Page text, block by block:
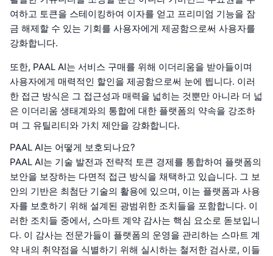
여하고 토큰을 스테이킹하여 이자를 얻고 프리미엄 기능을 잠
금 해제할 수 있는 기회를 사용자에게 제공함으로써 사용자를
강화합니다.
또한, PAAL AI는 서비스 구매를 위해 이더리움을 받아들이며
사용자에게 매력적인 할인을 제공함으로써 눈에 띕니다. 이러
한 접근 방식은 그 접근성과 매력을 넓히는 것뿐만 아니라 더 넓
은 이더리움 생태계와의 통합에 대한 플랫폼의 약속을 강조하
며 그 유틸리티와 가치 제안을 강화합니다.
PAAL AI는 어떻게 보호되나요?
PAAL AI는 기술 발전과 전략적 토큰 경제를 통합하여 플랫폼의
보안을 보장하는 다면적 접근 방식을 채택하고 있습니다. 그 보
안의 기반은 최첨단 기술의 활용에 있으며, 이는 플랫폼과 사용
자를 보호하기 위해 설계된 광범위한 조치들을 포함합니다. 이
러한 조치들 중에서, 스마트 계약 감사는 핵심 요소로 돋보입니
다. 이 감사는 전문가들이 플랫폼의 운영을 관리하는 스마트 계
약 내의 취약점을 식별하기 위해 실시하는 철저한 검사로, 이들